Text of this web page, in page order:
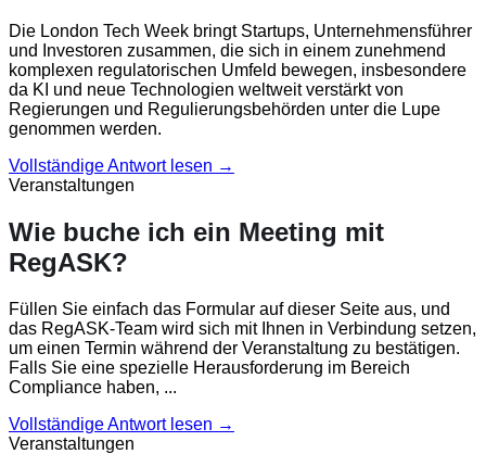
Die London Tech Week bringt Startups, Unternehmensführer
und Investoren zusammen, die sich in einem zunehmend
komplexen regulatorischen Umfeld bewegen, insbesondere
da KI und neue Technologien weltweit verstärkt von
Regierungen und Regulierungsbehörden unter die Lupe
genommen werden.
Vollständige Antwort lesen →
Veranstaltungen
Wie buche ich ein Meeting mit
RegASK?
Füllen Sie einfach das Formular auf dieser Seite aus, und
das RegASK-Team wird sich mit Ihnen in Verbindung setzen,
um einen Termin während der Veranstaltung zu bestätigen.
Falls Sie eine spezielle Herausforderung im Bereich
Compliance haben, ...
Vollständige Antwort lesen →
Veranstaltungen